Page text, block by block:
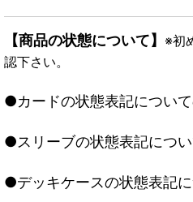
【商品の状態について】 ※初
認下さい。
●カードの状態表記につい
●スリーブの状態表記につ
●デッキケースの状態表記